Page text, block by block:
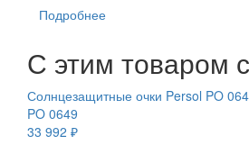
Подробнее
С этим товаром
Солнцезащитные очки Persol PO
PO 0649
33 992 ₽